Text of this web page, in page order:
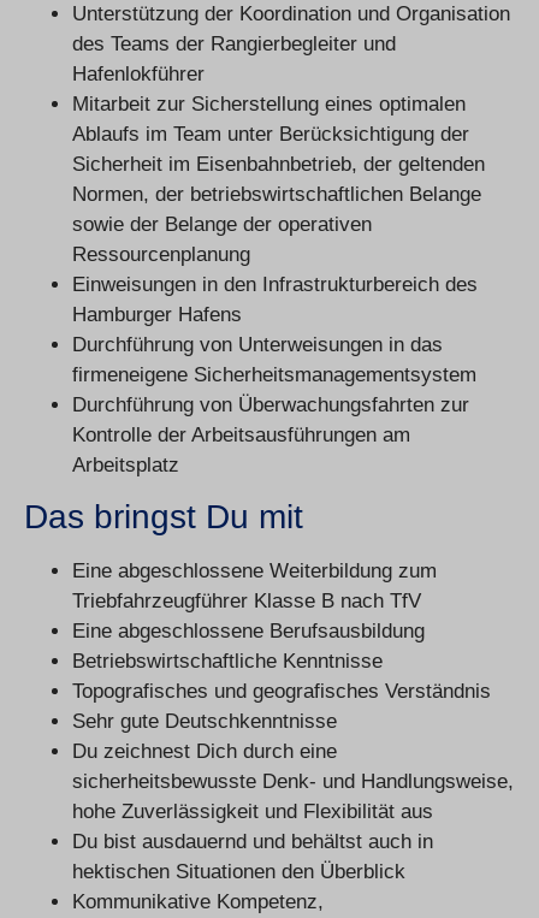
Unterstützung der Koordination und Organisation
des Teams der Rangierbegleiter und
Hafenlokführer
Mitarbeit zur Sicherstellung eines optimalen
Ablaufs im Team unter Berücksichtigung der
Sicherheit im Eisenbahnbetrieb, der geltenden
Normen, der betriebswirtschaftlichen Belange
sowie der Belange der operativen
Ressourcenplanung
Einweisungen in den Infrastrukturbereich des
Hamburger Hafens
Durchführung von Unterweisungen in das
firmeneigene Sicherheitsmanagementsystem
Durchführung von Überwachungsfahrten zur
Kontrolle der Arbeitsausführungen am
Arbeitsplatz
Das bringst Du mit
Eine abgeschlossene Weiterbildung zum
Triebfahrzeugführer Klasse B nach TfV
Eine abgeschlossene Berufsausbildung
Betriebswirtschaftliche Kenntnisse
Topografisches und geografisches Verständnis
Sehr gute Deutschkenntnisse
Du zeichnest Dich durch eine
sicherheitsbewusste Denk- und Handlungsweise,
hohe Zuverlässigkeit und Flexibilität aus
Du bist ausdauernd und behältst auch in
hektischen Situationen den Überblick
Kommunikative Kompetenz,